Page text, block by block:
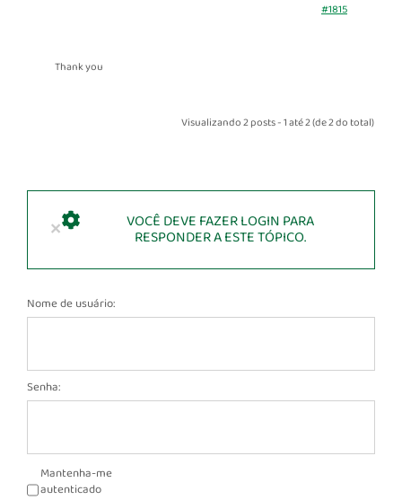
#1815
Thank you
Visualizando 2 posts - 1 até 2 (de 2 do total)
× VOCÊ DEVE FAZER LOGIN PARA
RESPONDER A ESTE TÓPICO.
Nome de usuário:
Senha:
Mantenha-me
autenticado